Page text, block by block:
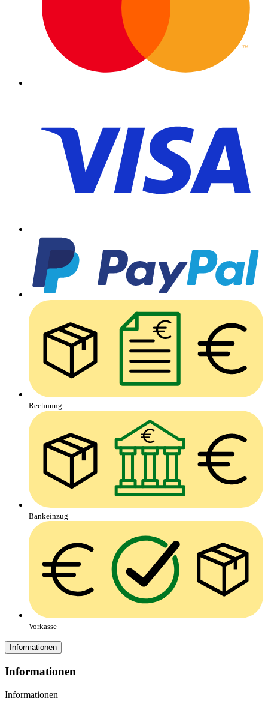
Rechnung
Bankeinzug
Vorkasse
Informationen
Informationen
Informationen